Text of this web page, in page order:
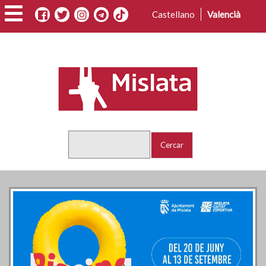
Vés
al
contingut
Castellano Valencià